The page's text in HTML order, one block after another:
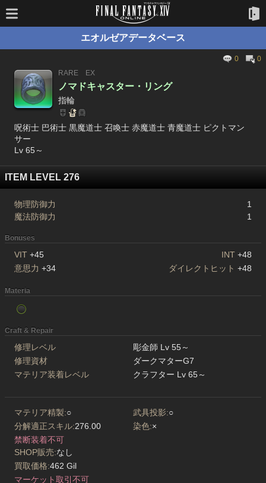
エオルゼアデータベース
0
0
RARE
EX
ノマドキャスター・リング
指輪
呪術士 巴術士 黒魔道士 召喚士 赤魔道士 青魔道士 ピクトマン
サー
Lv 65～
ITEM LEVEL 276
物理防御力
1
魔法防御力
1
Bonuses
VIT +45 INT +48
意思力 +34 ダイレクトヒット +48
Materia
Craft & Repair
修理レベル
彫金師 Lv 55～
修理資材
ダークマターG7
マテリア装着レベル
クラフター Lv 65～
マテリア精製:○ 武具投影:○
分解適正スキル:276.00 染色:×
禁断装着不可
SHOP販売:なし
買取価格:462 Gil
マーケット取引不可